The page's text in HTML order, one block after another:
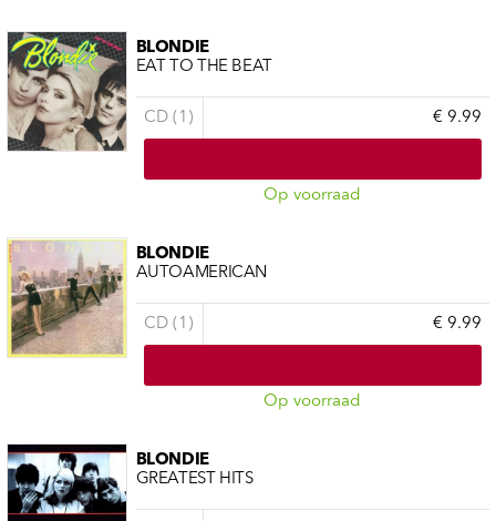
BLONDIE
EAT TO THE BEAT
CD (1) € 9.99
Op voorraad
BLONDIE
AUTOAMERICAN
CD (1) € 9.99
Op voorraad
BLONDIE
GREATEST HITS